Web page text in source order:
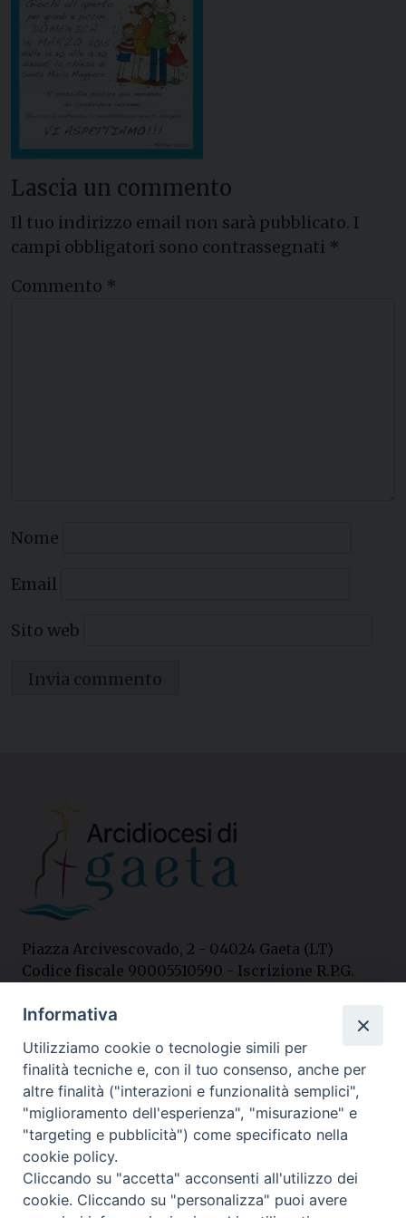
Lascia un commento
Il tuo indirizzo email non sarà pubblicato. I
campi obbligatori sono contrassegnati *
Commento *
Nome
Email
Sito web
Piazza Arcivescovado, 2 - 04024 Gaeta (LT)
Codice fiscale 90005510590 - Iscrizione R.P.G.
Contatti
Curia
Tel. 0771.740341
Palazzo De Vio
Tel. 0771.464088
Informativa
Utilizziamo cookie o tecnologie simili per
finalità tecniche e, con il tuo consenso, anche per
altre finalità ("interazioni e funzionalità semplici",
"miglioramento dell'esperienza", "misurazione" e
"targeting e pubblicità") come specificato nella
cookie policy.
Cliccando su "accetta" acconsenti all'utilizzo dei
cookie. Cliccando su "personalizza" puoi avere